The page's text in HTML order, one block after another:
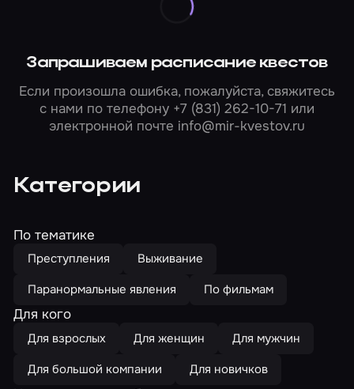
Запрашиваем расписание квестов
Если произошла ошибка, пожалуйста, свяжитесь
с нами по телефону +7 (831) 262-10-71 или
электронной почте info@mir-kvestov.ru
Категории
По тематике
Преступления
Выживание
Паранормальные явления
По фильмам
Для кого
Для взрослых Для женщин
Для мужчин
Для большой компании
Для новичков